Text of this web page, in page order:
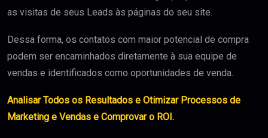
as visitas de seus Leads às páginas do seu site.
Dessa forma, os contatos com maior potencial de compra
podem ser encaminhados diretamente à sua equipe de
vendas e identificados como oportunidades de venda.
Analisar Todos os Resultados e Otimizar Processos de
Marketing e Vendas e Comprovar o ROI.